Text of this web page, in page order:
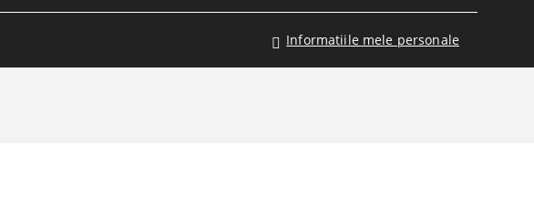
Informatiile mele personale